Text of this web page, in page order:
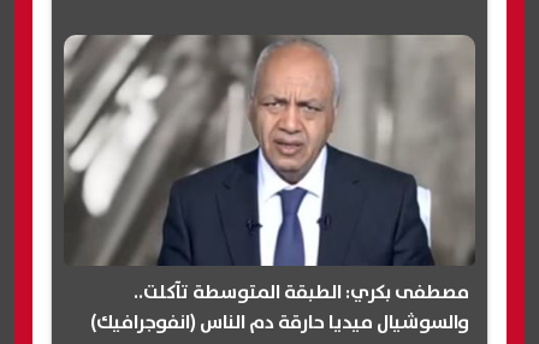
مصطفى بكري: الطبقة المتوسطة تآكلت..
والسوشيال ميديا حارقة دم الناس (انفوجرافيك)